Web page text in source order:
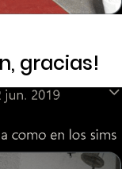
gracias!